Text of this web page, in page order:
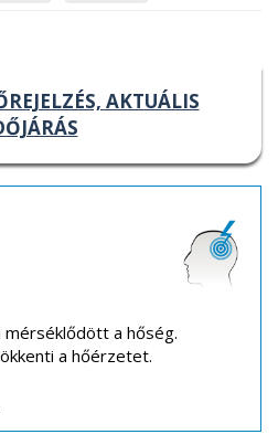
AKTUÁLIS
a hőség.
a hőérzetet.